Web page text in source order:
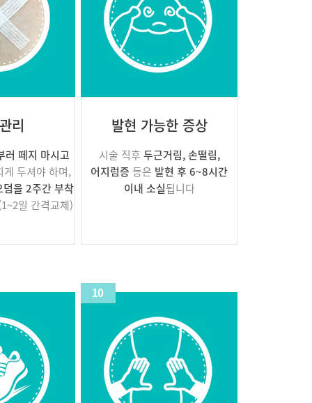
리
러 떼지 마시고
두셔야 하며,
을 2주간 부착
일 간격교체)
발현 가능한 증상
시술 직후 두근거림, 손떨림,
어지럼증 등은 발현 후 6~8시간
이내 소실됩니다